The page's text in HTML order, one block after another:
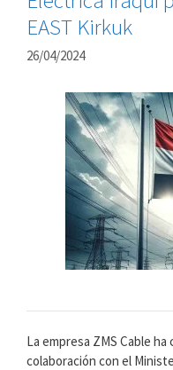
EAST Kirkuk
26/04/2024
La empresa ZMS Cable
colaboración con el